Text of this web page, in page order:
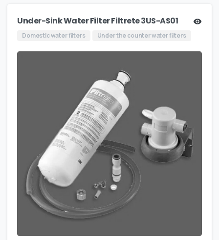
Under-Sink Water Filter Filtrete 3US-AS01
Domestic water filters Under the counter water filters